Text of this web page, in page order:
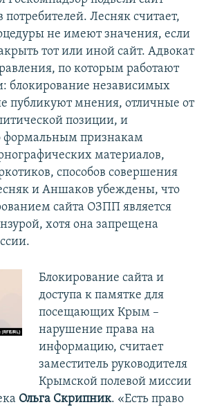
Лесняк считает,
не имеют значения, если
тот или иной сайт. Адвокат
по которым работают
блокирование независимых
публикуют мнения, отличные от
позиции, и
формальным признакам
материалов,
способов совершения
и Аншаков убеждены, что
сайта ОЗПП является
хотя она запрещена
Блокирование сайта и
доступа к памятке для
посещающих Крым –
нарушение права на
информацию, считает
заместитель руководителя
Крымской полевой миссии
Ольга Скрипник. «Есть право